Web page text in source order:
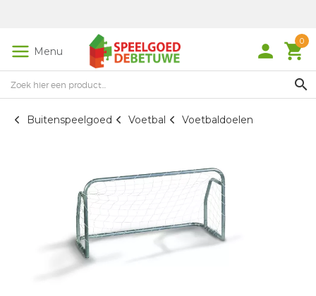
Menu
search
person 0
local_grocery_store
Buitenspeelgoed Voetbal Voetbaldoelen